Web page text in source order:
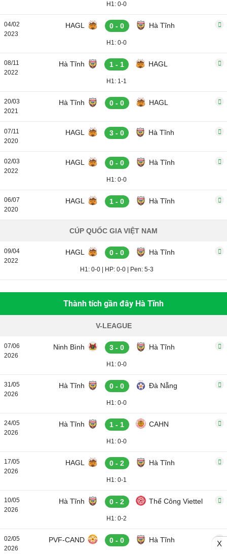
H1: 0-0
04/02
2023
HAGL 0 - 0 Hà Tĩnh
H1: 0-0
08/11
2022
Hà Tĩnh 1 - 1 HAGL
H1: 1-1
20/03
2021
Hà Tĩnh 0 - 0 HAGL
07/11
2020
HAGL 3 - 0 Hà Tĩnh
02/03
2022
HAGL 0 - 0 Hà Tĩnh
H1: 0-0
06/07
2020
HAGL 1 - 0 Hà Tĩnh
CÚP QUỐC GIA VIỆT NAM
09/04
2022
HAGL 0 - 0 Hà Tĩnh
H1: 0-0 HP: 0-0 Pen: 5-3
Thành tích gần đây Hà Tĩnh
V-LEAGUE
07/06
2026
Ninh Bình 3 - 0 Hà Tĩnh
H1: 0-0
31/05
2026
Hà Tĩnh 0 - 0 Đà Nẵng
H1: 0-0
24/05
2026
Hà Tĩnh 1 - 1 CAHN
H1: 0-0
17/05
2026
HAGL 0 - 2 Hà Tĩnh
H1: 0-1
10/05
2026
Hà Tĩnh 0 - 2 Thể Công Viettel
H1: 0-2
02/05
2026
PVF-CAND 0 - 0 Hà Tĩnh X